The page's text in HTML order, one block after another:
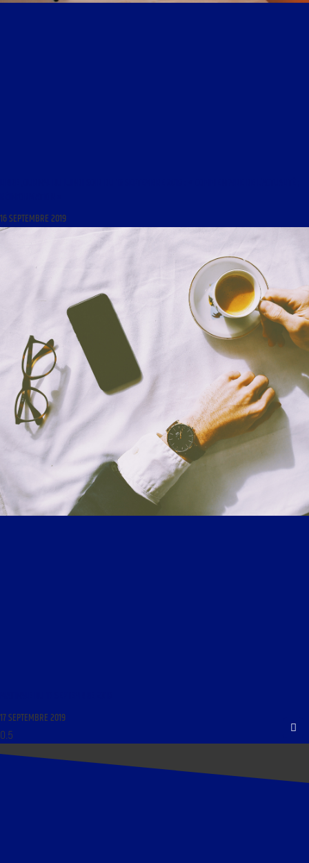
16 SEPTEMBRE 2019
17 SEPTEMBRE 2019